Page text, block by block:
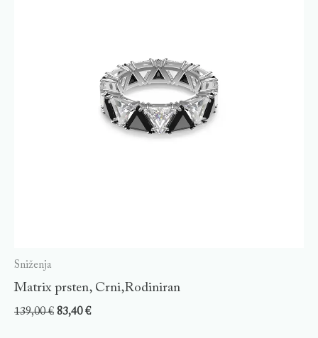
Sniženja
Matrix prsten, Crni,Rodiniran
139,00€ 83,40€